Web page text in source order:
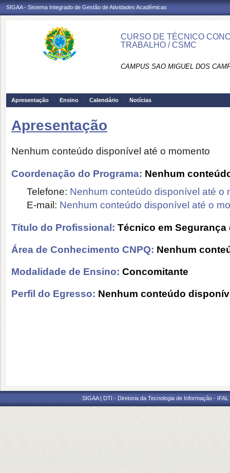
SIGAA - Sistema Integrado de Gestão de Atividades Acadêmicas
CURSO DE TÉCNICO
TRABALHO / CSMC
CAMPUS SAO MIGUEL DOS
Apresentação Ensino Calendário Notícias
Apresentação
Nenhum conteúdo disponível até o momento
Coordenação do Programa: Nenhum
Telefone: Nenhum conteúdo disponível até o
E-mail: Nenhum conteúdo disponível até o
Título do Profissional: Técnico em Segurança
Área de Conhecimento CNPQ: Nenhum
Modalidade de Ensino: Concomitante
Perfil do Egresso: Nenhum conteúdo
SIGAA | DTI - Diretoria da Tecnologia de Informação -